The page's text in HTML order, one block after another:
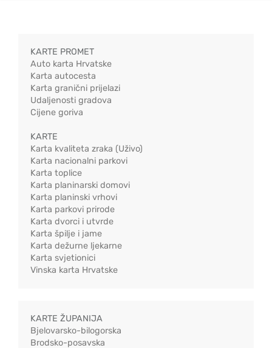
KARTE PROMET
Auto karta Hrvatske
Karta autocesta
Karta granični prijelazi
Udaljenosti gradova
Cijene goriva
KARTE
Karta kvaliteta zraka (Uživo)
Karta nacionalni parkovi
Karta toplice
Karta planinarski domovi
Karta planinski vrhovi
Karta parkovi prirode
Karta dvorci i utvrde
Karta špilje i jame
Karta dežurne ljekarne
Karta svjetionici
Vinska karta Hrvatske
KARTE ŽUPANIJA
Bjelovarsko-bilogorska
Brodsko-posavska